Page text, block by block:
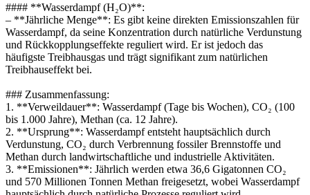
#### **Wasserdampf (H₂O)**:
– **Jährliche Menge**: Es gibt keine direkten Emissionszahlen für
Wasserdampf, da seine Konzentration durch natürliche Verdunstung
und Rückkopplungseffekte reguliert wird. Er ist jedoch das
häufigste Treibhausgas und trägt signifikant zum natürlichen
Treibhauseffekt bei.
### Zusammenfassung:
1. **Verweildauer**: Wasserdampf (Tage bis Wochen), CO₂ (100
bis 1.000 Jahre), Methan (ca. 12 Jahre).
2. **Ursprung**: Wasserdampf entsteht hauptsächlich durch
Verdunstung, CO₂ durch Verbrennung fossiler Brennstoffe und
Methan durch landwirtschaftliche und industrielle Aktivitäten.
3. **Emissionen**: Jährlich werden etwa 36,6 Gigatonnen CO₂
und 570 Millionen Tonnen Methan freigesetzt, wobei Wasserdampf